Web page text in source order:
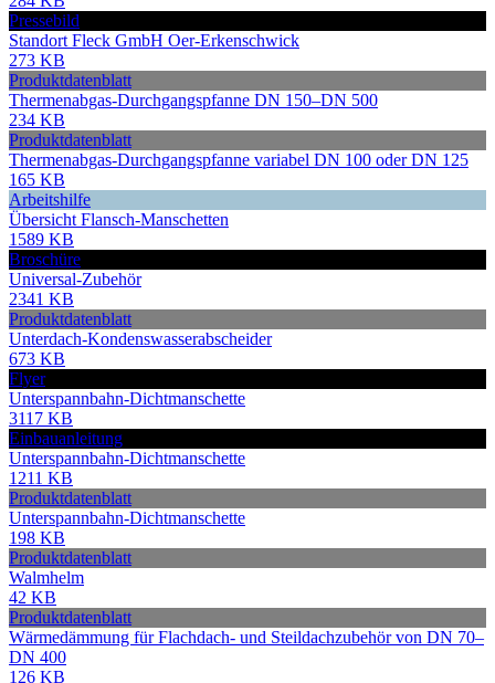
Pressebild
Standort Fleck GmbH Oer-Erkenschwick
273 KB
Produktdatenblatt
Thermenabgas-Durchgangspfanne DN 150–DN 500
234 KB
Produktdatenblatt
Thermenabgas-Durchgangspfanne variabel DN 100 oder DN 125
165 KB
Arbeitshilfe
Übersicht Flansch-Manschetten
1589 KB
Broschüre
Universal-Zubehör
2341 KB
Produktdatenblatt
Unterdach-Kondenswasserabscheider
673 KB
Flyer
Unterspannbahn-Dichtmanschette
3117 KB
Einbauanleitung
Unterspannbahn-Dichtmanschette
1211 KB
Produktdatenblatt
Unterspannbahn-Dichtmanschette
198 KB
Produktdatenblatt
Walmhelm
42 KB
Produktdatenblatt
Wärmedämmung für Flachdach- und Steildachzubehör von DN 70–
DN 400
126 KB